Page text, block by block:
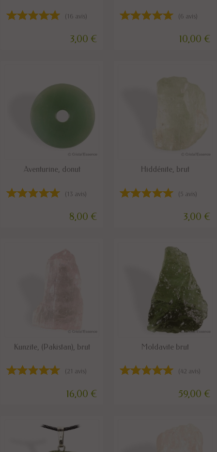
(16 avis)
3,00 €
(6 avis)
10,00 €
DISPONIBLE
Aventurine, donut
(13 avis)
8,00 €
DISPONIBLE
Hiddénite, brut
(5 avis)
3,00 €
DISPONIBLE
Kunzite, (Pakistan), brut
(21 avis)
16,00 €
DERNIERS ARTICLES EN STOCK
Moldavite brut
(42 avis)
59,00 €